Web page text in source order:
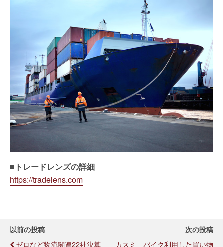
■トレードレンズの詳細
https://tradelens.com
以前の投稿
ゼロなど物流関連22社決算
次の投稿
カスミ、バイク利用した買い物